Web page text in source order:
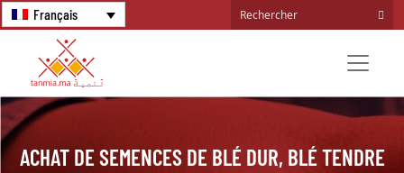
Français
ACHAT DE SEMENCES DE BLÉ DUR, BLÉ TENDRE